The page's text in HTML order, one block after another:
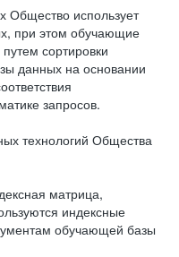
Общество использует
при этом обучающие
сортировки
данных на основании
запросов.
технологий Общества
матрица,
индексные
обучающей базы